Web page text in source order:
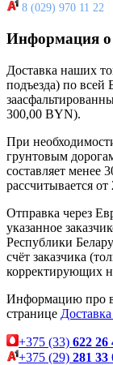
8 (029) 970 11 22
Информация о
Доставка наших
подъезда) по всей
300,00 BYN).
При
грунтовым
составляет менее
рассчитывается от
Отправка через
указанное
Республики
счёт заказчика
корректирующих
Информацию про
странице
+375 (33) 622 26
+375 (29) 281 33